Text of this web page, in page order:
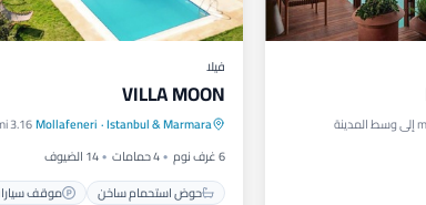
مسبح
فيلا
VILLA MOON
Istanbul & Marmara
·
Mollafeneri3.16 mi إلى وسط المدينة
6 غرف نوم
4 حمامات
14 الضيوف
حوض استحمام ساخن
موقف
حوض استحمام ساخن
مسبح
شرفة / تراس